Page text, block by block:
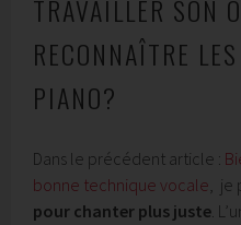
TRAVAILLER SON
RECONNAÎTRE
PIANO?
Dans le précédent article :
bonne technique vocale, je
pour chanter plus juste.